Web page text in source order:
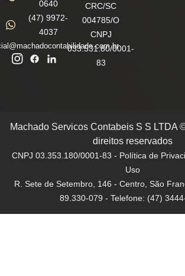
0640
(47) 9972-
4037
CRC/SC
004785/O
CNPJ
033.531.80/0001-
83
Machado Servicos Contabeis S S LTDA
direitos reservados
CNPJ 03.353.180/0001-83 - Política de
Uso
R. Sete de Setembro, 146 - Centro, São
89.330-079 - Telefone: (47)